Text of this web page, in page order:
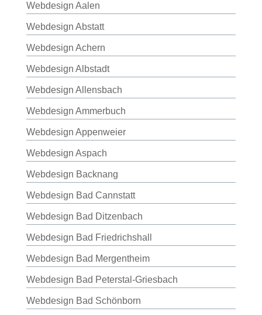
Webdesign Aalen
Webdesign Abstatt
Webdesign Achern
Webdesign Albstadt
Webdesign Allensbach
Webdesign Ammerbuch
Webdesign Appenweier
Webdesign Aspach
Webdesign Backnang
Webdesign Bad Cannstatt
Webdesign Bad Ditzenbach
Webdesign Bad Friedrichshall
Webdesign Bad Mergentheim
Webdesign Bad Peterstal-Griesbach
Webdesign Bad Schönborn